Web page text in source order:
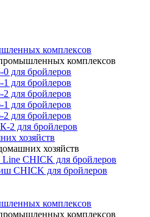
комплексов
комплексов
для бройлеров
для бройлеров
для бройлеров
для бройлеров
для бройлеров
2 для бройлеров
хозяйств
хозяйств
Line CHICK для бройлеров
CHICK для бройлеров
комплексов
комплексов